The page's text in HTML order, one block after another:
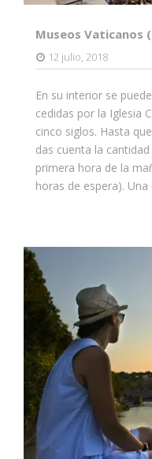
Museos Vaticanos
12 julio, 2018
En su interior se
cedidas por la Iglesia
cinco siglos. Hasta
das cuenta la
primera hora de la
horas de espera).